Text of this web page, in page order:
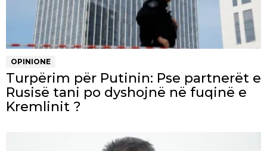
OPINIONE
Turpërim për Putinin: Pse partnerët e
Rusisë tani po dyshojnë në fuqinë e
Kremlinit ?